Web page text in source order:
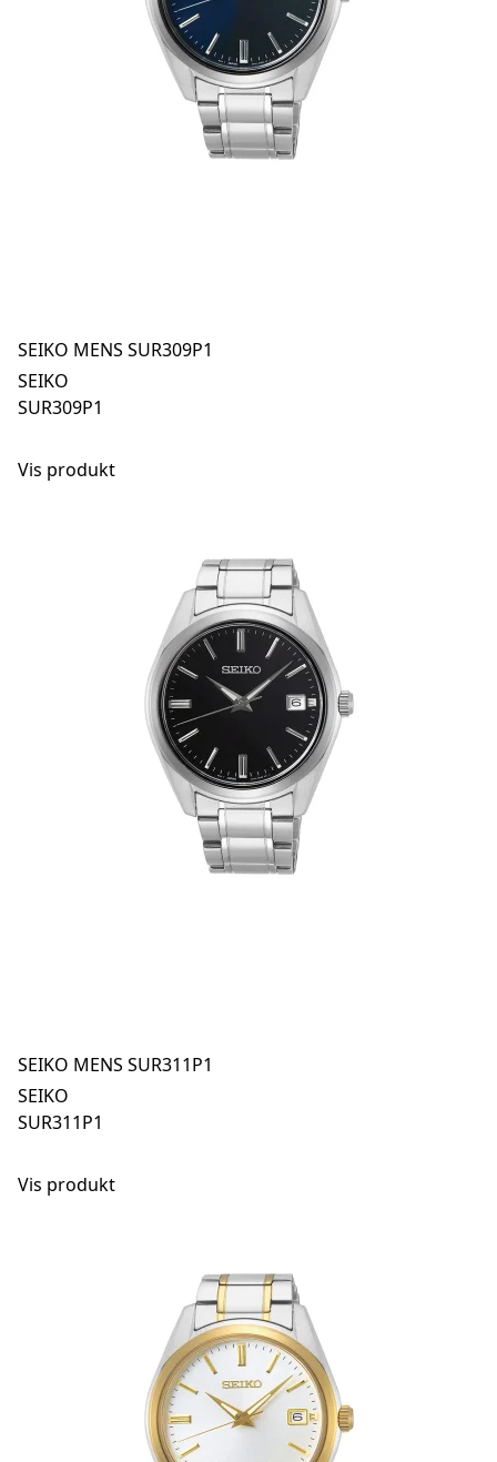
SEIKO MENS SUR309P1
SEIKO
SUR309P1
Vis produkt
SEIKO MENS SUR311P1
SEIKO
SUR311P1
Vis produkt